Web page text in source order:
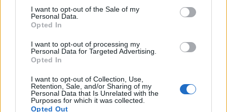
consent section.
I want to opt-out of the Sale of my
Personal Data.
Opted In
I want to opt-out of processing my
Personal Data for Targeted Advertising.
Opted In
I want to opt-out of Collection, Use,
Retention, Sale, and/or Sharing of my
Personal Data that Is Unrelated with the
Purposes for which it was collected.
Opted Out